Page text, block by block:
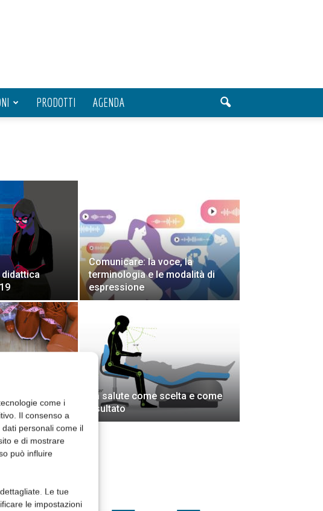
come i
Il consenso a
personali come il
e di mostrare
può influire
Le tue
le impostazioni
PRODOTTI AGENDA
Comunicare: la voce, la
terminologia e le modalità di
espressione
vita
La salute come scelta e come
risultato
EDICOLA